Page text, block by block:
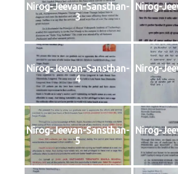
Nirog-Jeevan-Sansthan-
3
Nirog-
Nirog-Jeevan-Sansthan-
4
Nirog-
Nirog-Jeevan-Sansthan-
5
Nirog-